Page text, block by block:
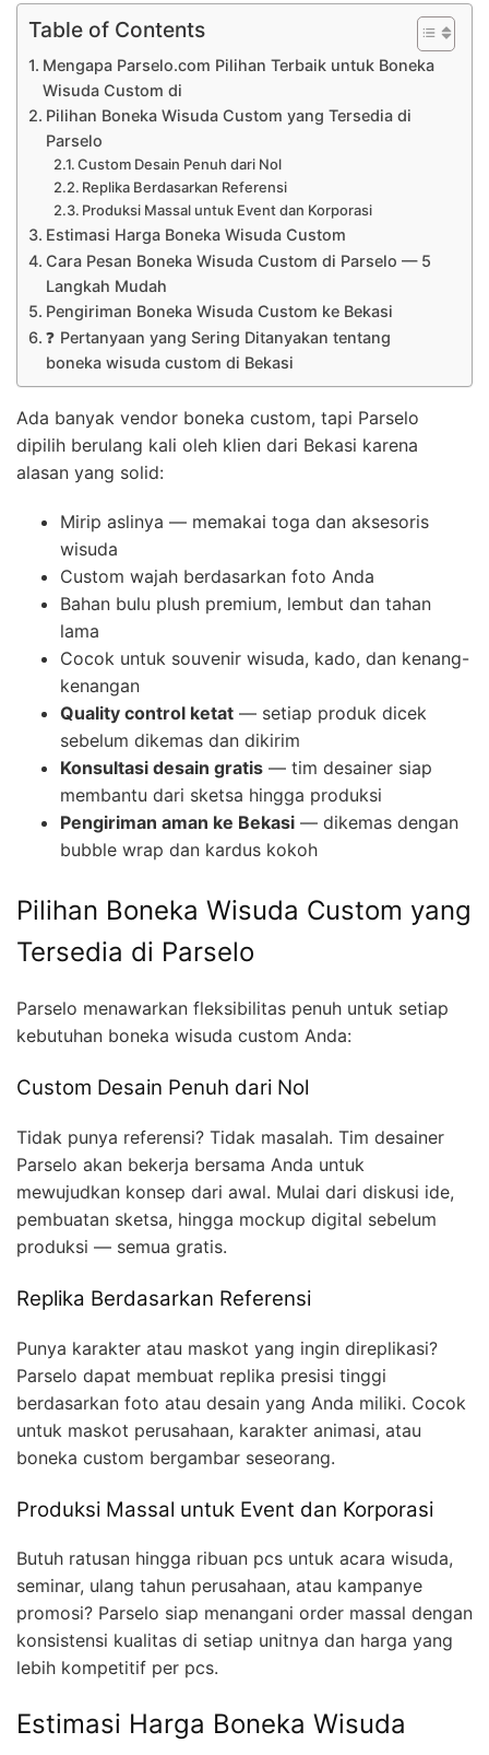
Table of Contents
Mengapa Parselo.com Pilihan Terbaik untuk Boneka
Wisuda Custom di
Pilihan Boneka Wisuda Custom yang Tersedia di
Parselo
Custom Desain Penuh dari Nol
Replika Berdasarkan Referensi
Produksi Massal untuk Event dan Korporasi
Estimasi Harga Boneka Wisuda Custom
Cara Pesan Boneka Wisuda Custom di Parselo — 5
Langkah Mudah
Pengiriman Boneka Wisuda Custom ke Bekasi
❓ Pertanyaan yang Sering Ditanyakan tentang
boneka wisuda custom di Bekasi
Ada banyak vendor boneka custom, tapi Parselo
dipilih berulang kali oleh klien dari Bekasi karena
alasan yang solid:
Mirip aslinya — memakai toga dan aksesoris
wisuda
Custom wajah berdasarkan foto Anda
Bahan bulu plush premium, lembut dan tahan
lama
Cocok untuk souvenir wisuda, kado, dan kenang-
kenangan
Quality control ketat — setiap produk dicek
sebelum dikemas dan dikirim
Konsultasi desain gratis — tim desainer siap
membantu dari sketsa hingga produksi
Pengiriman aman ke Bekasi — dikemas dengan
bubble wrap dan kardus kokoh
Pilihan Boneka Wisuda Custom yang
Tersedia di Parselo
Parselo menawarkan fleksibilitas penuh untuk setiap
kebutuhan boneka wisuda custom Anda:
Custom Desain Penuh dari Nol
Tidak punya referensi? Tidak masalah. Tim desainer
Parselo akan bekerja bersama Anda untuk
mewujudkan konsep dari awal. Mulai dari diskusi ide,
pembuatan sketsa, hingga mockup digital sebelum
produksi — semua gratis.
Replika Berdasarkan Referensi
Punya karakter atau maskot yang ingin direplikasi?
Parselo dapat membuat replika presisi tinggi
berdasarkan foto atau desain yang Anda miliki. Cocok
untuk maskot perusahaan, karakter animasi, atau
boneka custom bergambar seseorang.
Produksi Massal untuk Event dan Korporasi
Butuh ratusan hingga ribuan pcs untuk acara wisuda,
seminar, ulang tahun perusahaan, atau kampanye
promosi? Parselo siap menangani order massal dengan
konsistensi kualitas di setiap unitnya dan harga yang
lebih kompetitif per pcs.
Estimasi Harga Boneka Wisuda